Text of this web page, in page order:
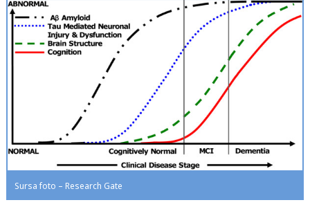
Sursa foto – Research Gate